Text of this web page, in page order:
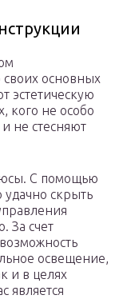
основных
эстетическую
кого не особо
не стесняют
С помощью
удачно скрыть
За счет
освещение,
и в целях
является